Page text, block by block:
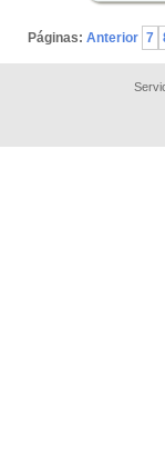
Páginas: Anterior 7